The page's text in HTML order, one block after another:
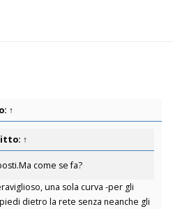
↑
↑
come se fa?
una sola curva -per gli
dietro la rete senza neanche gli